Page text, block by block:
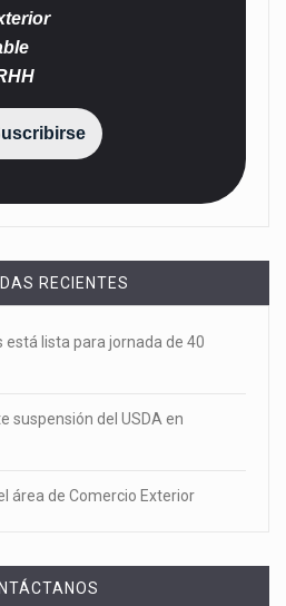
RECIENTES
está lista para jornada de 40
suspensión del USDA en
área de Comercio Exterior